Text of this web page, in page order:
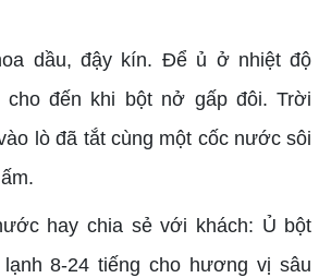
dầu, đậy kín. Để ủ ở nhiệt độ
cho đến khi bột nở gấp đôi. Trời
lò đã tắt cùng một cốc nước sôi
hay chia sẻ với khách: Ủ bột
8-24 tiếng cho hương vị sâu